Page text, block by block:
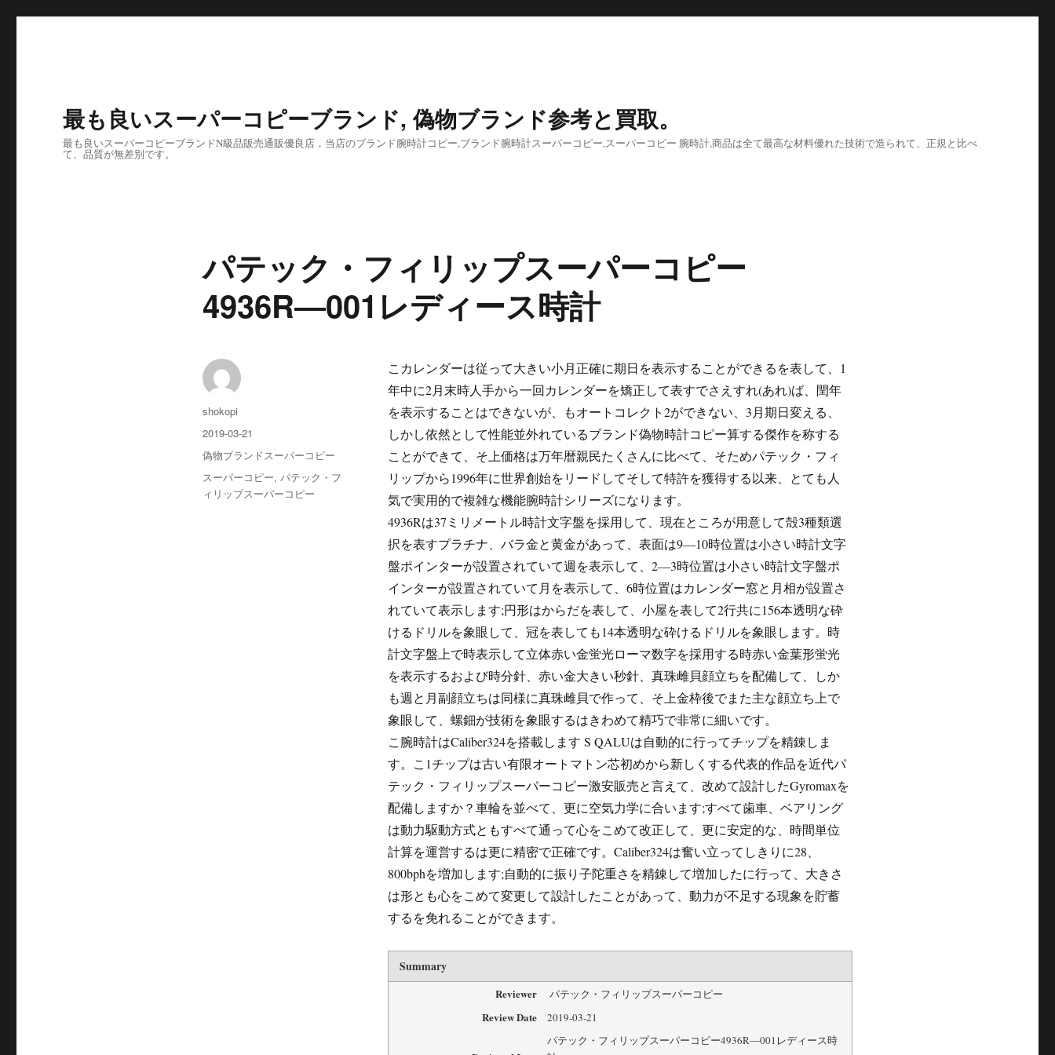
最も良いスーパーコピーブランド, 偽物ブランド参考と買取。
最も良いスーパーコピーブランドN級品販売通販優良店，当店のブランド腕時計コピー,ブランド腕時計スーパーコピー,スーパーコピー 腕時計,商品は全て最高な材料優れた技術で造られて、正規と比べ
て、品質が無差別です。
パテック・フィリップスーパーコピー
4936R―001レディース時計
こカレンダーは従って大きい小月正確に期日を表示することができるを表して、1
年中に2月末時人手から一回カレンダーを矯正して表すでさえすれ(あれ)ば、閏年
を表示することはできないが、もオートコレクト2ができない、3月期日変える、
しかし依然として性能並外れているブランド偽物時計コピー算する傑作を称する
ことができて、そ上価格は万年暦親民たくさんに比べて、そためパテック・フィ
リップから1996年に世界創始をリードしてそして特許を獲得する以来、とても人
気で実用的で複雑な機能腕時計シリーズになります。
4936Rは37ミリメートル時計文字盤を採用して、現在ところが用意して殻3種類選
択を表すプラチナ、バラ金と黄金があって、表面は9―10時位置は小さい時計文字
盤ポインターが設置されていて週を表示して、2―3時位置は小さい時計文字盤ポ
インターが設置されていて月を表示して、6時位置はカレンダー窓と月相が設置さ
れていて表示します;円形はからだを表して、小屋を表して2行共に156本透明な砕
けるドリルを象眼して、冠を表しても14本透明な砕けるドリルを象眼します。時
計文字盤上で時表示して立体赤い金蛍光ローマ数字を採用する時赤い金葉形蛍光
を表示するおよび時分針、赤い金大きい秒針、真珠雌貝顔立ちを配備して、しか
も週と月副顔立ちは同様に真珠雌貝で作って、そ上金枠後でまた主な顔立ち上で
象眼して、螺鈿が技術を象眼するはきわめて精巧で非常に細いです。
こ腕時計はCaliber324を搭載します S QALUは自動的に行ってチップを精錬しま
す。こ1チップは古い有限オートマトン芯初めから新しくする代表的作品を近代パ
テック・フィリップスーパーコピー激安販売と言えて、改めて設計したGyromaxを
配備しますか？車輪を並べて、更に空気力学に合います;すべて歯車、ベアリング
は動力駆動方式ともすべて通って心をこめて改正して、更に安定的な、時間単位
計算を運営するは更に精密で正確です。Caliber324は奮い立ってしきりに28、
800bphを増加します;自動的に振り子陀重さを精錬して増加したに行って、大きさ
は形とも心をこめて変更して設計したことがあって、動力が不足する現象を貯蓄
するを免れることができます。
Summary
Reviewer パテック・フィリップスーパーコピー
Review Date 2019-03-21
パテック・フィリップスーパーコピー4936R―001レディース時
投
稿
shokopi
投
稿
日:
2019-03-21
カ
テ
ゴ
リ
偽物ブランドスーパーコピー
タ
グ
スーパーコピー, パテック・フ
ィリップスーパーコピー